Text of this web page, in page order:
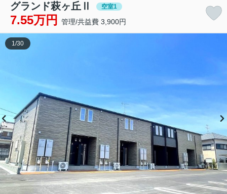
グランド萩ヶ丘Ⅱ 空室1
7.55万円 管理/共益費 3,900円
1/30